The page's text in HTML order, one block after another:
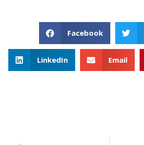
Facebook
LinkedIn Email